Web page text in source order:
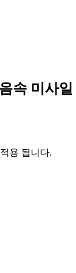
속 미사일
용 됩니다.